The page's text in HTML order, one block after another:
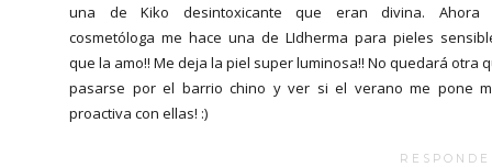
una de Kiko desintoxicante que eran divina. Ahora
cosmetóloga me hace una de LIdherma para pieles
que la amo!! Me deja la piel super luminosa!! No quedará otra
pasarse por el barrio chino y ver si el verano me pone
proactiva con ellas! :)